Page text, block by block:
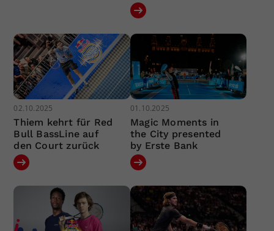
02.10.2025
Thiem kehrt für Red
Bull BassLine auf
den Court zurück
01.10.2025
Magic Moments in
the City presented
by Erste Bank